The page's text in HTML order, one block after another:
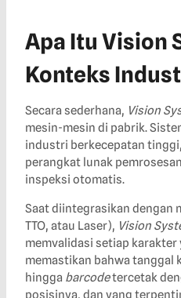
Apa Itu Vision
Konteks
Secara sederhana, Vision
mesin-mesin di pabrik.
industri berkecepatan
perangkat lunak
inspeksi otomatis.
Saat diintegrasikan dengan
TTO, atau Laser), Vision
memvalidasi setiap karakter
memastikan bahwa tanggal
hingga barcodetercetak
posisinya, dan yang